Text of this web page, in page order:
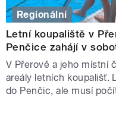
Regionální
Letní koupaliště v
Penčice zahájí v
V Přerově a jeho místní
areály letních koupališť.
do Penčic, ale musí